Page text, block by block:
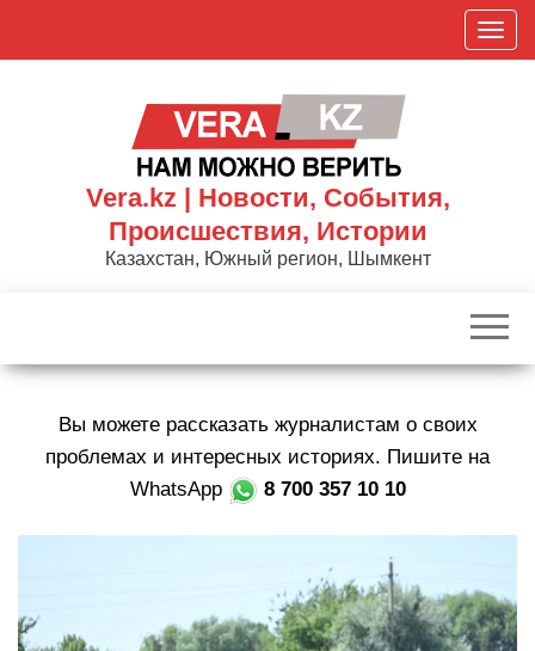
П
о
к
р
г
а
Vera.kz | Новости, События,
Происшествия, Истории
Казахстан, Южный регион, Шымкент
Вы можете рассказать журналистам о своих
проблемах и интересных историях. Пишите на
WhatsApp
8 700 357 10 10